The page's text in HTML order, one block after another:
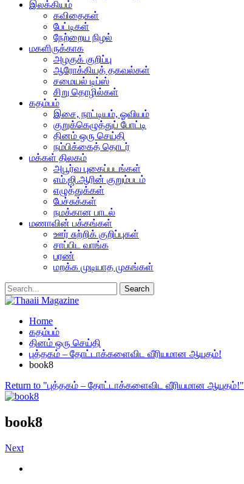
இலக்கியம்
கவிதைகள்
பேட்டிகள்
நேற்றைய நிழல்
மகளிருக்காக
அழகுக் குறிப்பு
ஆரோக்கியத் தகவல்கள்
சமையல் டிப்ஸ்
சிறு தொழில்கள்
கதம்பம்
இசை, நாட்டியம், ஓவியம்
குறுக்கெழுத்துப் போட்டி
தினம் ஒரு செய்தி
நம்பிக்கைத் தொடர்
மக்கள் திலகம்
அபூர்வ புகைப்படங்கள்
எம்.ஜி.ஆரின் குறும்படம்
எழுத்துக்கள்
பேச்சுக்கள்
நமக்கான பாடல்
மணாவின் பக்கங்கள்
ஊர் சுற்றிக் குறிப்புகள்
சாப்பிட வாங்க
பரண்
மறக்க முடியாத முகங்கள்
Home
கதம்பம்
தினம் ஒரு செய்தி
புத்தகம் – தோட்டாக்களைவிட வீரியமான ஆயுதம்!
book8
Return to "புத்தகம் – தோட்டாக்களைவிட வீரியமான ஆயுதம்!"
book8
Next